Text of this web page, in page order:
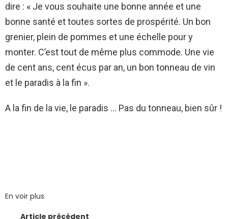
dire : « Je vous souhaite une bonne année et une
bonne santé et toutes sortes de prospérité. Un bon
grenier, plein de pommes et une échelle pour y
monter. C’est tout de même plus commode. Une vie
de cent ans, cent écus par an, un bon tonneau de vin
et le paradis à la fin ».
A la fin de la vie, le paradis … Pas du tonneau, bien sûr !
En voir plus
Article précédent